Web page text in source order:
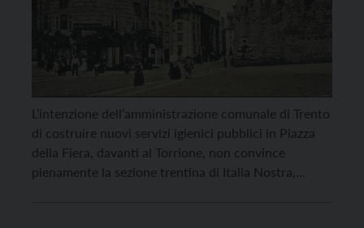
L’intenzione dell’amministrazione comunale di Trento
di costruire nuovi servizi igienici pubblici in Piazza
della Fiera, davanti al Torrione, non convince
pienamente la sezione trentina di Italia Nostra,